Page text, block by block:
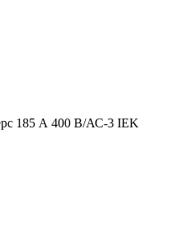
185 А 400 В/АС-3 IEK